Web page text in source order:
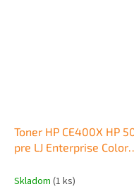
Toner HP CE400X HP
pre LJ Enterprise Color
(11.000 str.)
Skladom (1 ks)